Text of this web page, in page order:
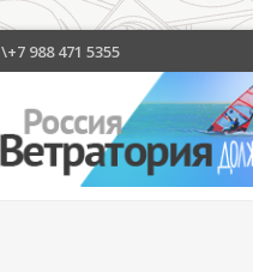
\+7 988 471 5355